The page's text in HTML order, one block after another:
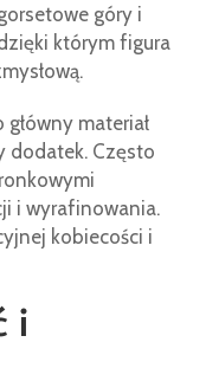
góry i
którym figura
materiał
dodatek. Często
i wyrafinowania.
kobiecości i
i